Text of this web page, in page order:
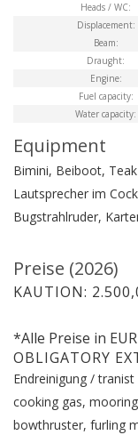
Heads / WC:
Displacement:
Beam:
Draught:
Engine:
Fuel capacity:
Water capacity:
Equipment
Bimini, Beiboot,
Lautsprecher im
Bugstrahlruder,
Preise (2026)
KAUTION:
*Alle Preise in EUR
OBLIGATORY
Endreinigung /
cooking gas,
bowthruster, furling